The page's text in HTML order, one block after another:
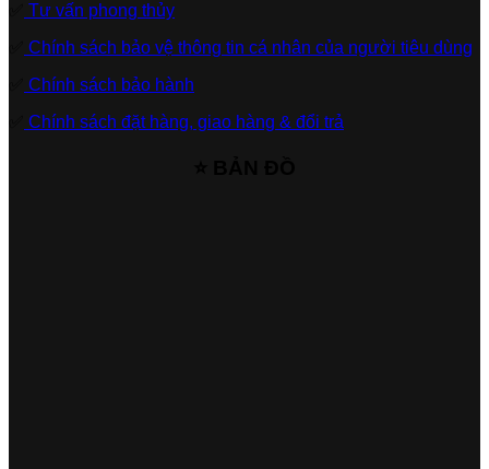
Tư vấn phong thủy
Chính sách bảo vệ thông tin cá nhân của người tiêu dùng
Chính sách bảo hành
Chính sách đặt hàng, giao hàng & đổi trả